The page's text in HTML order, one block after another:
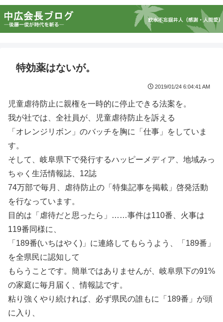
特効薬はないが。
2019/01/24 6:04:41 AM
児童虐待防止に親権を一時的に停止できる法案を。
我が社では、全社員が、児童虐待防止を訴える
「オレンジリボン」のバッチを胸に「仕事」をしていま
す。
そして、岐阜県下で発行するハッピーメディア、地域みっ
ちゃく生活情報誌、12誌
74万部で毎月、虐待防止の「特集記事を掲載」啓発活動
を行なっています。
目的は「虐待だと思ったら」……事件は110番、火事は
119番同様に、
「189番(いちはやく)」に連絡してもらうよう、「189番」
を全県民に認知して
もらうことです。簡単ではありませんが、岐阜県下の91%
の家庭に毎月届く、情報誌です。
粘り強くやり続ければ、必ず県民の誰もに「189番」が頭
に入り、